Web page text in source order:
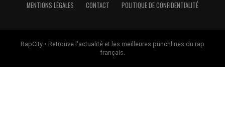
MENTIONS LÉGALES CONTACT POLITIQUE DE CONFIDENTIALITÉ
RapCity • Retrouve l'actualité et les meilleures punchlines du rap
français.